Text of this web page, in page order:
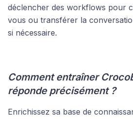
déclencher des workflows pour
vous ou transférer la
si nécessaire.
Comment entraîner
réponde précisément ?
Enrichissez sa base de